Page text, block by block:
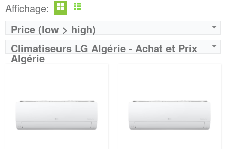
Affichage:
Price (low > high)
Climatiseurs LG Algérie - Achat et Prix
Algérie